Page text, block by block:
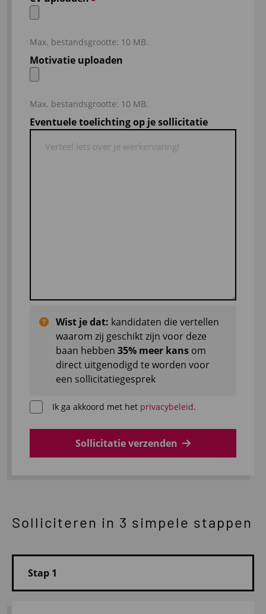
Max. bestandsgrootte: 10 MB.
Motivatie uploaden
Max. bestandsgrootte: 10 MB.
Eventuele toelichting op je sollicitatie
Wist je dat: kandidaten die vertellen
waarom zij geschikt zijn voor deze
baan hebben 35% meer kans om
direct uitgenodigd te worden voor
een sollicitatiegesprek
Ik ga akkoord met het privacybeleid.
Sollicitatie verzenden
Solliciteren in 3 simpele stappen